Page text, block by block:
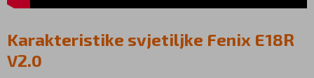
Karakteristike svjetiljke Fenix E18R
V2.0